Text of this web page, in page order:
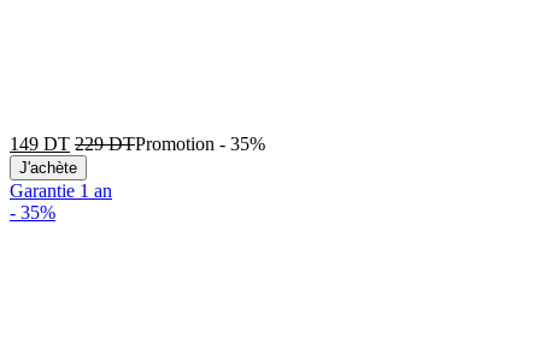
149 DT 229DTPromotion - 35%
J'achète
Garantie 1 an
- 35%